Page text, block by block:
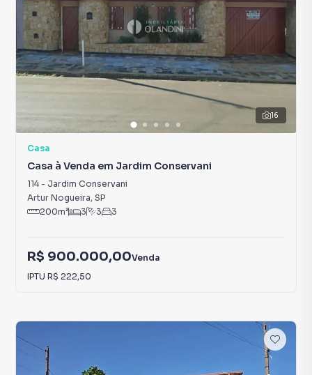
16
Casa
Casa à Venda em Jardim Conservani
114- Jardim Conservani
Artur Nogueira, SP
200m² 3 3 3
R$ 900.000,00Venda
IPTU R$ 222,50